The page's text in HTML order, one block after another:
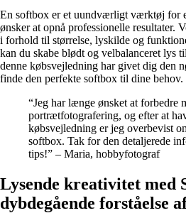
En softbox er et uundværligt værktøj for
ønsker at opnå professionelle resultater.
i forhold til størrelse, lyskilde og
kan du skabe blødt og velbalanceret lys
denne købsvejledning har givet dig den
finde den perfekte softbox til dine behov.
“Jeg har længe ønsket at forbedre
portrætfotografering, og efter at
købsvejledning er jeg overbevist
softbox. Tak for den detaljerede
tips!” – Maria, hobbyfotograf
Lysende kreativitet med
dybdegående forståelse